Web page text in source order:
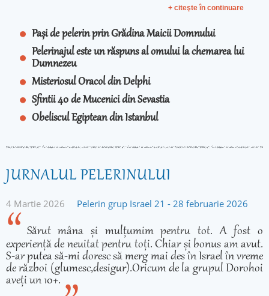
+ citeşte în continuare
Pași de pelerin prin Grădina Maicii Domnului
Pelerinajul este un răspuns al omului la chemarea lui
Dumnezeu
Misteriosul Oracol din Delphi
Sfintii 40 de Mucenici din Sevastia
Obeliscul Egiptean din Istanbul
JURNALUL PELERINULUI
4 Martie 2026 Pelerin grup Israel 21 - 28 februarie 2026
Sărut mâna și mulțumim pentru tot. A fost o
experiență de neuitat pentru toți. Chiar și bonus am avut.
S-ar putea să-mi doresc să merg mai des în Israel în vreme
de război (glumesc,desigur).Oricum de la grupul Dorohoi
aveți un 10+.